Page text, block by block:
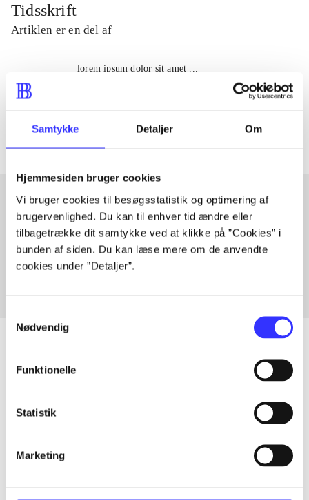
Samtykke Detaljer Om
Hjemmesiden bruger cookies
Vi bruger cookies til besøgsstatistik og optimering af
brugervenlighed. Du kan til enhver tid ændre eller
tilbagetrække dit samtykke ved at klikke på ”Cookies” i
bunden af siden. Du kan læse mere om de anvendte
cookies under ”Detaljer”.
Nødvendig
Funktionelle
Statistik
Marketing
Tidsskrift
Artiklen er en del af
lorem ipsum dolor sit amet ...
Artikler med samme emner
Fra